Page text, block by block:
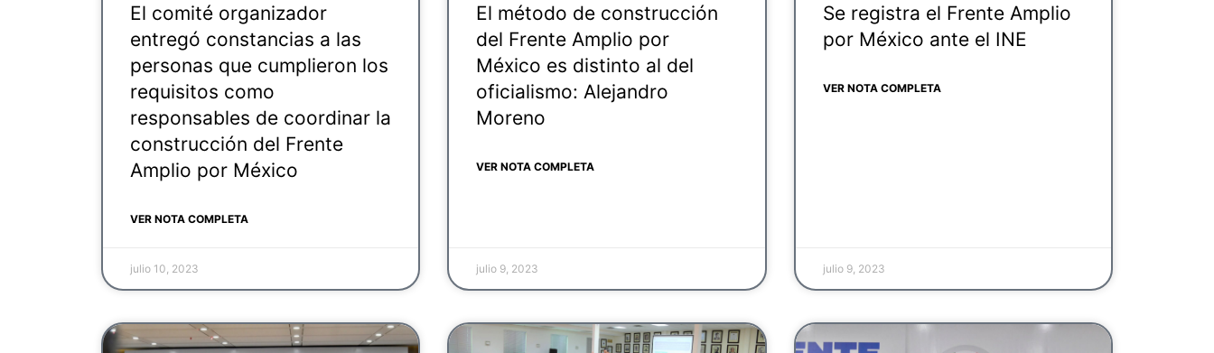
El comité organizador
entregó constancias a las
personas que cumplieron los
requisitos como
responsables de coordinar la
construcción del Frente
Amplio por México
VER NOTA COMPLETA
julio 10, 2023
El método de construcción
del Frente Amplio por
México es distinto al del
oficialismo: Alejandro
Moreno
VER NOTA COMPLETA
julio 9, 2023
Se registra el Frente Amplio
por México ante el INE
VER NOTA COMPLETA
julio 9, 2023